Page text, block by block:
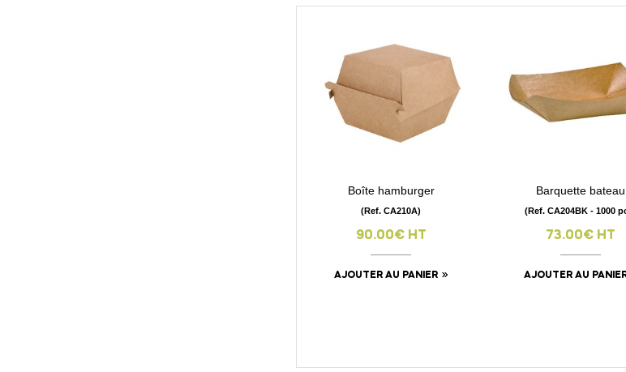
visibility
Boîte hamburger
(Ref. CA210A)
90.00€ HT
AJOUTER AU PANIER
visibility
Barquette bateau
(Ref. CA204BK - 1000
73.00€ HT
AJOUTER AU